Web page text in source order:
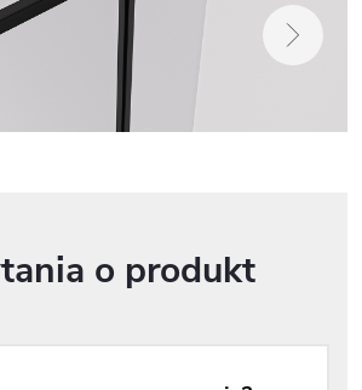
o produkt